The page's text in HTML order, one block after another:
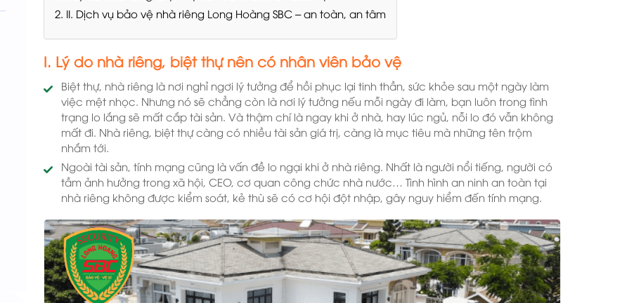
2. II. Dịch vụ bảo vệ nhà riêng Long Hoàng SBC – an toàn, an tâm
I. Lý do nhà riêng, biệt thự nên có nhân viên bảo vệ
Biệt thự, nhà riêng là nơi nghỉ ngơi lý tưởng để hồi phục lại tinh thần, sức khỏe sau một ngày làm
việc mệt nhọc. Nhưng nó sẽ chẳng còn là nơi lý tưởng nếu mỗi ngày đi làm, bạn luôn trong tình
trạng lo lắng sẽ mất cắp tài sản. Và thậm chí là ngay khi ở nhà, hay lúc ngủ, nỗi lo đó vẫn không
mất đi. Nhà riêng, biệt thự càng có nhiều tài sản giá trị, càng là mục tiêu mà những tên trộm
nhắm tới.
Ngoài tài sản, tính mạng cũng là vấn đề lo ngại khi ở nhà riêng. Nhất là người nổi tiếng, người có
tầm ảnh hưởng trong xã hội, CEO, cơ quan công chức nhà nước… Tình hình an ninh an toàn tại
nhà riêng không được kiểm soát, kẻ thù sẽ có cơ hội đột nhập, gây nguy hiểm đến tính mạng.